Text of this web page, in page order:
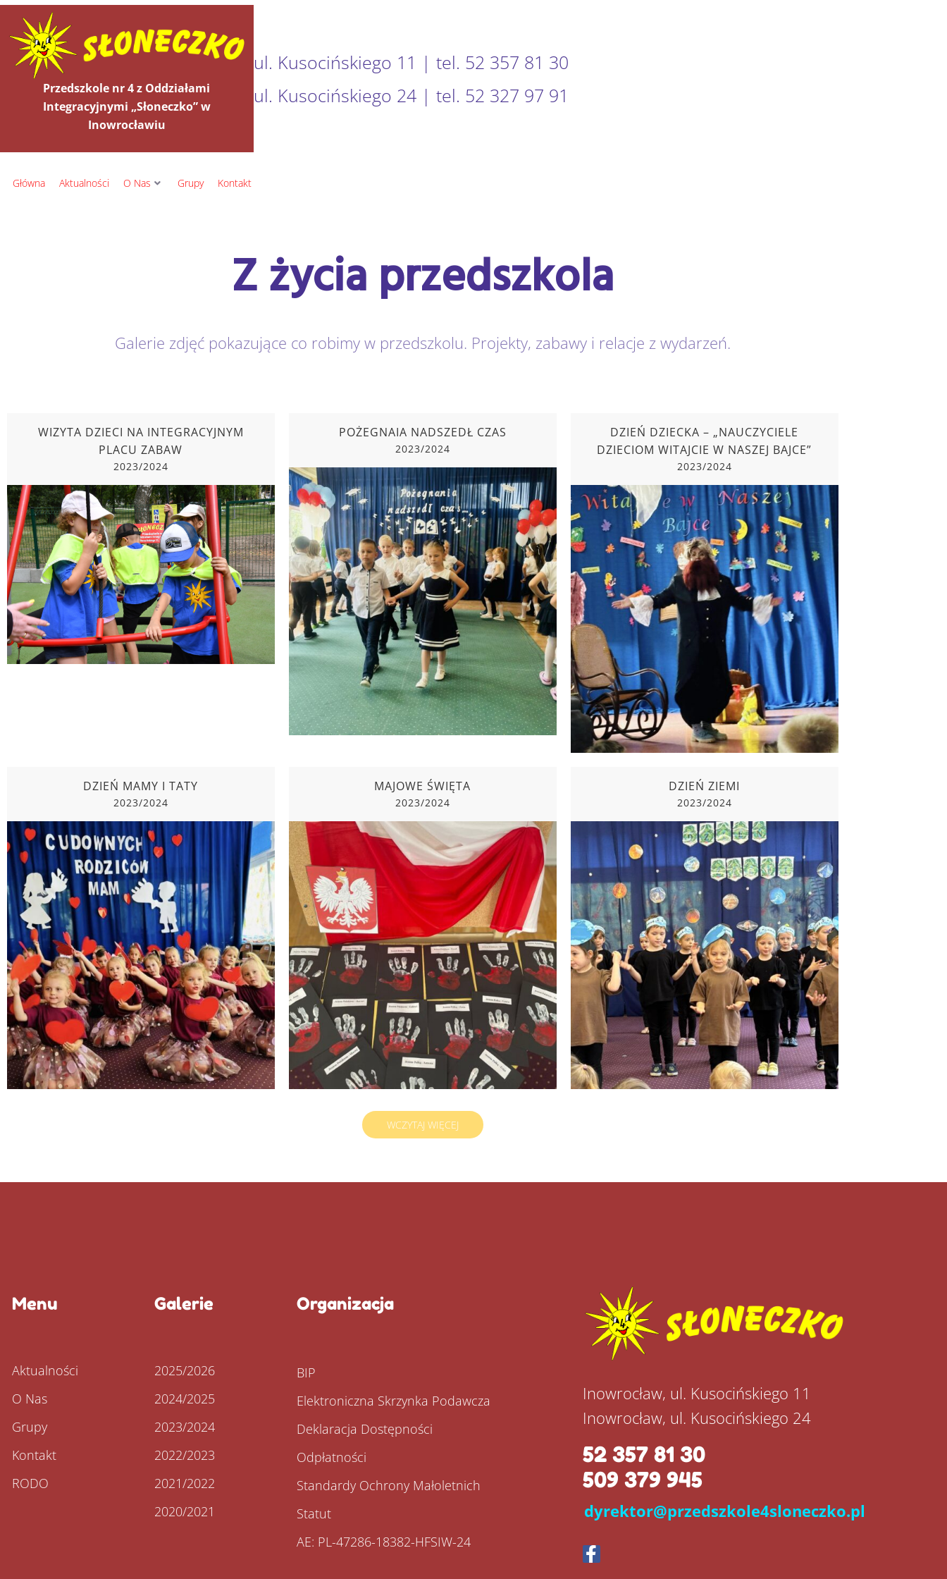
Przedszkole nr 4 z Oddziałami
Integracyjnymi „Słoneczko” w
Inowrocławiu
ul. Kusocińskiego 11 | tel. 52 357 81 30
ul. Kusocińskiego 24 | tel. 52 327 97 91
Główna Aktualności O Nas Grupy Kontakt
Z życia przedszkola
Galerie zdjęć pokazujące co robimy w przedszkolu. Projekty, zabawy i relacje z wydarzeń.
WIZYTA DZIECI NA INTEGRACYJNYM
PLACU ZABAW
2023/2024
WIZYTA DZIECI NA INTEGRACYJNYM PLACU
ZABAW
2023/2024
POŻEGNAIA NADSZEDŁ CZAS
2023/2024
POŻEGNAIA NADSZEDŁ CZAS
2023/2024
DZIEŃ DZIECKA – „NAUCZYCIELE
DZIECIOM WITAJCIE W NASZEJ BAJCE”
2023/2024
DZIEŃ DZIECKA – „NAUCZYCIELE DZIECIOM
WITAJCIE W NASZEJ BAJCE”
2023/2024
DZIEŃ MAMY I TATY
2023/2024
DZIEŃ MAMY I TATY
2023/2024
MAJOWE ŚWIĘTA
2023/2024
MAJOWE ŚWIĘTA
2023/2024
DZIEŃ ZIEMI
2023/2024
DZIEŃ ZIEMI
2023/2024
WCZYTAJ WIĘCEJ
Menu
Aktualności
O Nas
Grupy
Kontakt
RODO
Galerie
2025/2026
2024/2025
2023/2024
2022/2023
2021/2022
2020/2021
Organizacja
BIP
Elektroniczna Skrzynka Podawcza
Deklaracja Dostępności
Odpłatności
Standardy Ochrony Małoletnich
Statut
AE: PL-47286-18382-HFSIW-24
Inowrocław, ul. Kusocińskiego 11
Inowrocław, ul. Kusocińskiego 24
52 357 81 30
509 379 945
dyrektor@przedszkole4sloneczko.pl